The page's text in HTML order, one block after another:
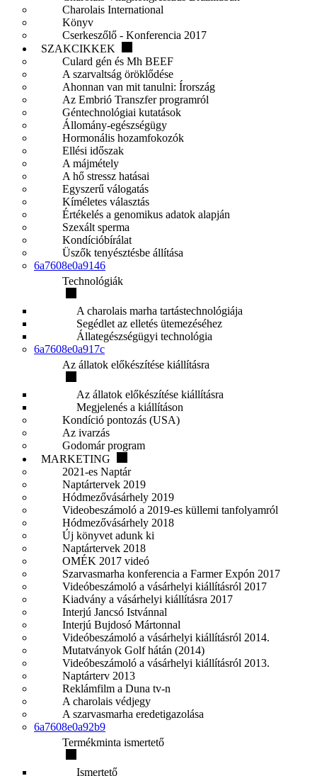
Charolais International
Könyv
Cserkeszőlő - Konferencia 2017
SZAKCIKKEK
Culard gén és Mh BEEF
A szarvaltság öröklődése
Ahonnan van mit tanulni: Írország
Az Embrió Transzfer programról
Géntechnológiai kutatások
Állomány-egészségügy
Hormonális hozamfokozók
Ellési időszak
A májmétely
A hő stressz hatásai
Egyszerű válogatás
Kíméletes választás
Értékelés a genomikus adatok alapján
Szexált sperma
Kondícióbírálat
Üszők tenyésztésbe állítása
6a7608e0a9146
Technológiák
A charolais marha tartástechnológiája
Segédlet az elletés ütemezéséhez
Állategészségügyi technológia
6a7608e0a917c
Az állatok előkészítése kiállításra
Az állatok előkészítése kiállításra
Megjelenés a kiállításon
Kondíció pontozás (USA)
Az ivarzás
Godomár program
MARKETING
2021-es Naptár
Naptártervek 2019
Hódmezővásárhely 2019
Videobeszámoló a 2019-es küllemi tanfolyamról
Hódmezővásárhely 2018
Új könyvet adunk ki
Naptártervek 2018
OMÉK 2017 videó
Szarvasmarha konferencia a Farmer Expón 2017
Videóbeszámoló a vásárhelyi kiállításról 2017
Kiadvány a vásárhelyi kiállításra 2017
Interjú Jancsó Istvánnal
Interjú Bujdosó Mártonnal
Videóbeszámoló a vásárhelyi kiállításról 2014.
Mutatványok Golf hátán (2014)
Videóbeszámoló a vásárhelyi kiállításról 2013.
Naptárterv 2013
Reklámfilm a Duna tv-n
A charolais védjegy
A szarvasmarha eredetigazolása
6a7608e0a92b9
Termékminta ismertető
Ismertető